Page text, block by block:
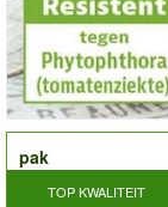
order
pak
TOP KWALITEIT